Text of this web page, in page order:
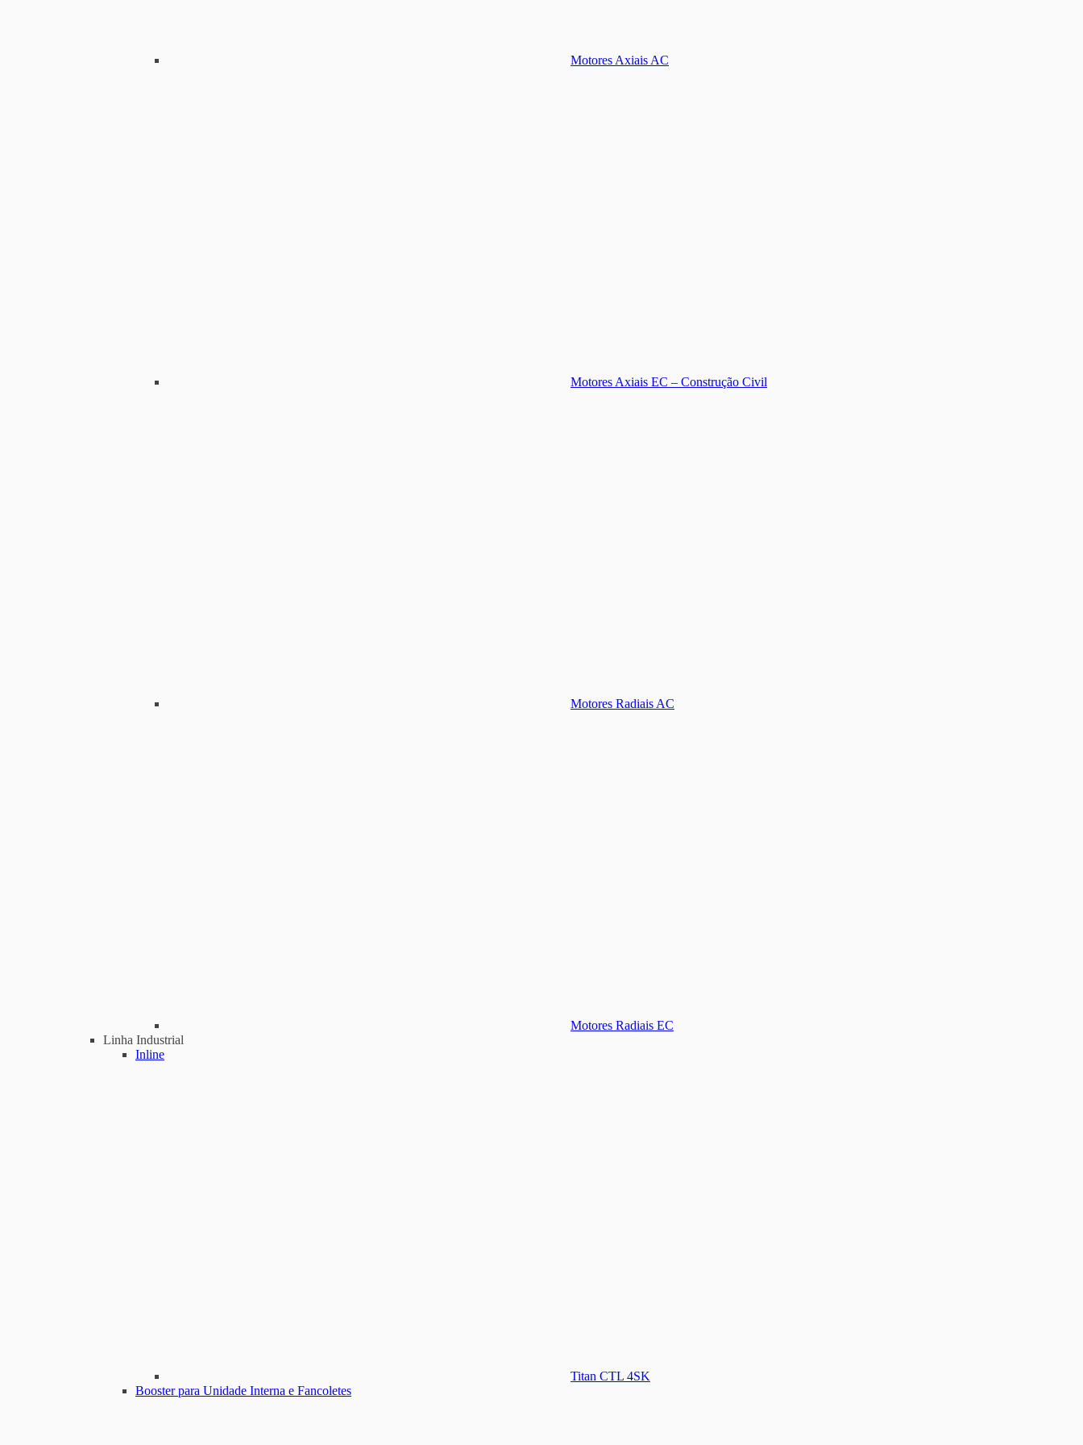
Motores Axiais AC
Motores Axiais EC – Construção Civil
Motores Radiais AC
Motores Radiais EC
Linha Industrial
Inline
Titan CTL 4SK
Booster para Unidade Interna e Fancoletes